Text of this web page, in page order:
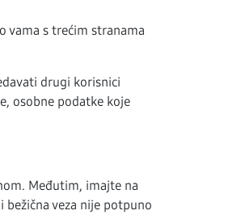
vama s trećim stranama
drugi korisnici
osobne podatke koje
Međutim, imajte na
veza nije potpuno